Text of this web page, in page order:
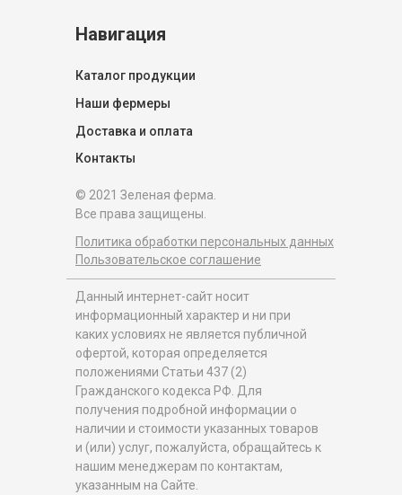
© 2021 Зеленая ферма.
Все права защищены.
Данный интернет-сайт носит
информационный характер и ни при
каких условиях не является публичной
офертой, которая определяется
положениями Статьи 437 (2)
Гражданского кодекса РФ. Для
получения подробной информации о
наличии и стоимости указанных товаров
и (или) услуг, пожалуйста, обращайтесь к
нашим менеджерам по контактам,
указанным на Сайте.
Политика обработки персональных данных
Пользовательское соглашение
Наши фермеры
Доставка и оплата
Контакты
Каталог продукции
Навигация